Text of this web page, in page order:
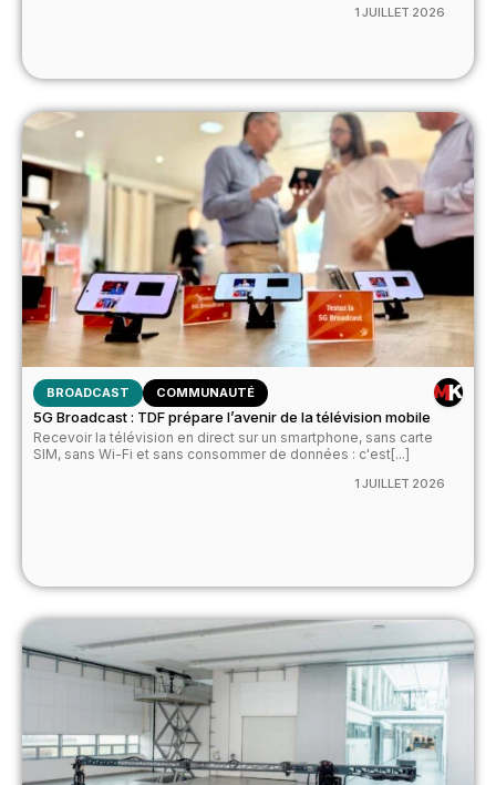
1 JUILLET 2026
BROADCAST COMMUNAUTÉ
5G Broadcast : TDF prépare l’avenir de la télévision mobile
Recevoir la télévision en direct sur un smartphone, sans carte
SIM, sans Wi-Fi et sans consommer de données : c'est[...]
1 JUILLET 2026